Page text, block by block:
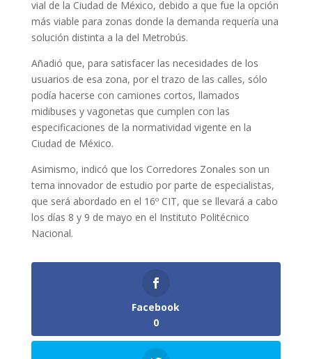
vial de la Ciudad de México, debido a que fue la opción
más viable para zonas donde la demanda requería una
solución distinta a la del Metrobús.
Añadió que, para satisfacer las necesidades de los
usuarios de esa zona, por el trazo de las calles, sólo
podía hacerse con camiones cortos, llamados
midibuses y vagonetas que cumplen con las
especificaciones de la normatividad vigente en la
Ciudad de México.
Asimismo, indicó que los Corredores Zonales son un
tema innovador de estudio por parte de especialistas,
que será abordado en el 16º CIT, que se llevará a cabo
los días 8 y 9 de mayo en el Instituto Politécnico
Nacional.
Facebook
0